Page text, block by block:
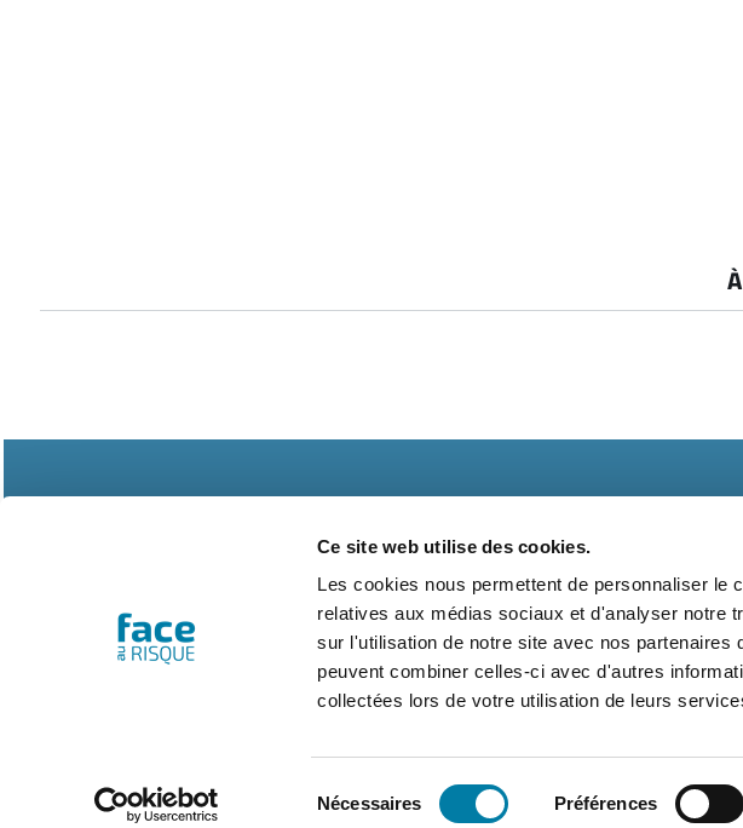
Ce site web utilise des cookies.
Les cookies nous permettent de personnaliser le
relatives aux médias sociaux et d'analyser notre
sur l'utilisation de notre site avec nos
peuvent combiner celles-ci avec d'autres
collectées lors de votre utilisation de leurs
Nécessaires Préférences
Abonnements Contact Kit média Nos
Suivez-nous